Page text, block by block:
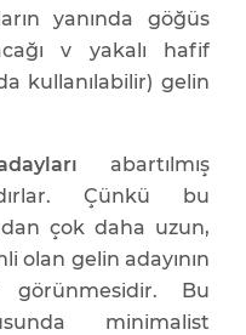
yanında göğüs
v yakalı hafif
kullanılabilir) gelin
abartılmış
Çünkü bu
çok daha uzun,
olan gelin adayının
Bu
minimalist